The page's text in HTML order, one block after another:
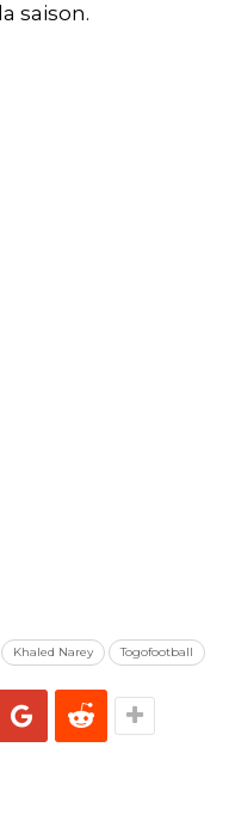
saison.
Khaled Narey Togofootball